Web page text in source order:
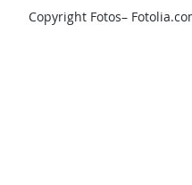
Copyright Fotos–